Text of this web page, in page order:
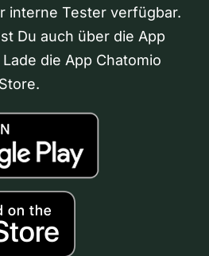
interne Tester verfügbar.
Du auch über die App
die App Chatomio